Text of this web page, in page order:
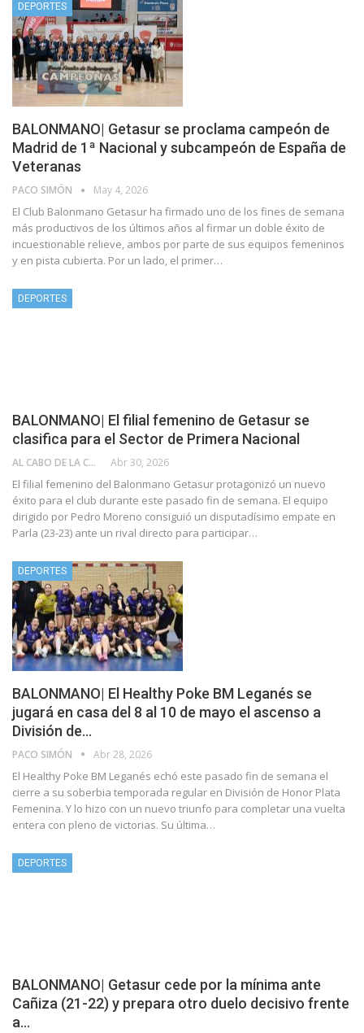
DEPORTES
BALONMANO| Getasur se proclama campeón de
Madrid de 1ª Nacional y subcampeón de España de
Veteranas
PACO SIMÓN May 4, 2026
El Club Balonmano Getasur ha firmado uno de los fines de semana
más productivos de los últimos años al firmar un doble éxito de
incuestionable relieve, ambos por parte de sus equipos femeninos
y en pista cubierta. Por un lado, el primer…
DEPORTES
BALONMANO| El filial femenino de Getasur se
clasifica para el Sector de Primera Nacional
AL CABO DE LA CALLE Abr 30, 2026
El filial femenino del Balonmano Getasur protagonizó un nuevo
éxito para el club durante este pasado fin de semana. El equipo
dirigido por Pedro Moreno consiguió un disputadísimo empate en
Parla (23-23) ante un rival directo para participar…
DEPORTES
BALONMANO| El Healthy Poke BM Leganés se
jugará en casa del 8 al 10 de mayo el ascenso a
División de…
PACO SIMÓN Abr 28, 2026
El Healthy Poke BM Leganés echó este pasado fin de semana el
cierre a su soberbia temporada regular en División de Honor Plata
Femenina. Y lo hizo con un nuevo triunfo para completar una vuelta
entera con pleno de victorias. Su última…
DEPORTES
BALONMANO| Getasur cede por la mínima ante
Cañiza (21-22) y prepara otro duelo decisivo frente
a…